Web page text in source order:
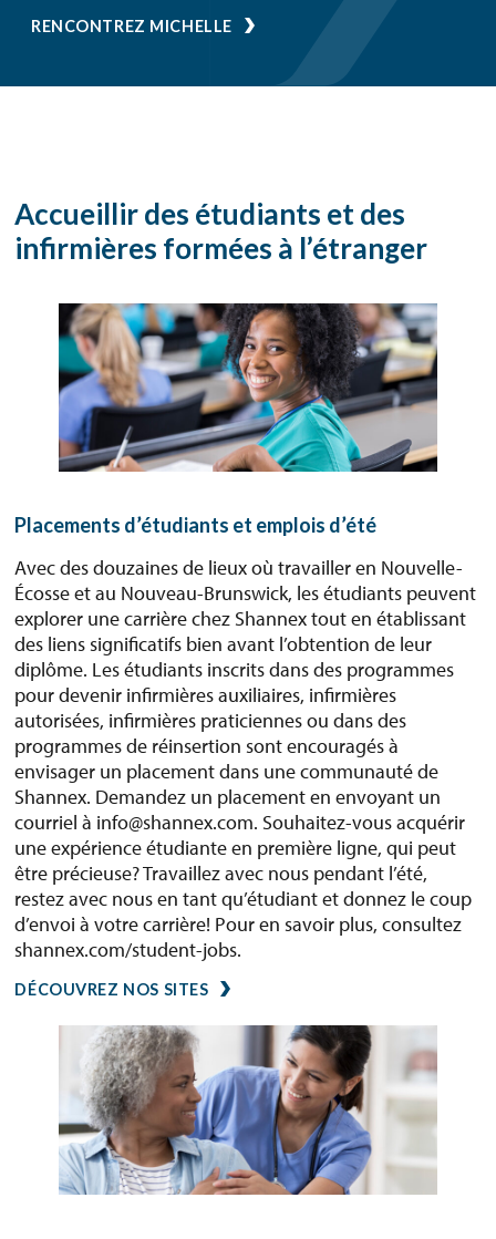
RENCONTREZ MICHELLE
Accueillir des étudiants et des
infirmières formées à l’étranger
Placements d’étudiants et emplois d’été
Avec des douzaines de lieux où travailler en Nouvelle-
Écosse et au Nouveau-Brunswick, les étudiants peuvent
explorer une carrière chez Shannex tout en établissant
des liens significatifs bien avant l’obtention de leur
diplôme. Les étudiants inscrits dans des programmes
pour devenir infirmières auxiliaires, infirmières
autorisées, infirmières praticiennes ou dans des
programmes de réinsertion sont encouragés à
envisager un placement dans une communauté de
Shannex. Demandez un placement en envoyant un
courriel à info@shannex.com. Souhaitez-vous acquérir
une expérience étudiante en première ligne, qui peut
être précieuse? Travaillez avec nous pendant l’été,
restez avec nous en tant qu’étudiant et donnez le coup
d’envoi à votre carrière! Pour en savoir plus, consultez
shannex.com/student-jobs.
DÉCOUVREZ NOS SITES